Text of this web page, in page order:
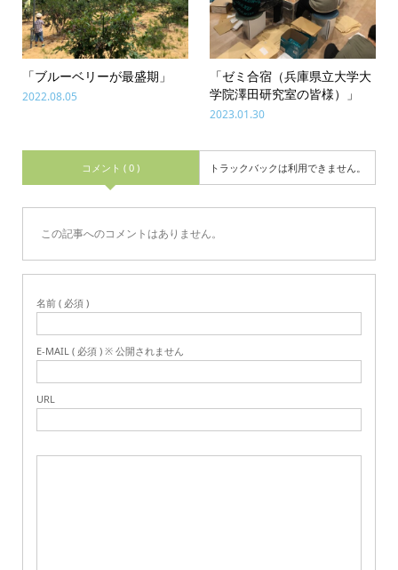
「ブルーベリーが最盛期」
2022.08.05
「ゼミ合宿（兵庫県立大学大
学院澤田研究室の皆様）」
2023.01.30
コメント ( 0 ) トラックバックは利用できません。
この記事へのコメントはありません。
名前 ( 必須 )
E-MAIL ( 必須 ) ※ 公開されません
URL